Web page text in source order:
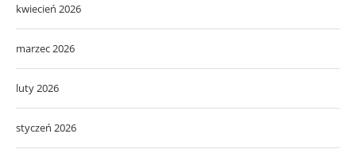
kwiecień 2026
marzec 2026
luty 2026
styczeń 2026